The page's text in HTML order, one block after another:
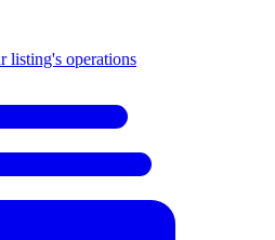
listing's operations